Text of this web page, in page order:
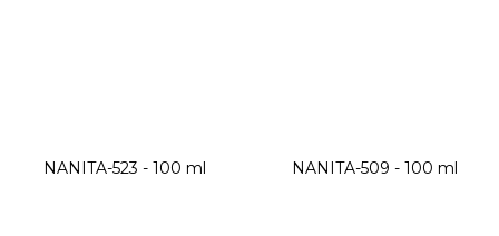
NANITA-523 - 100 ml NANITA-509 - 100 ml